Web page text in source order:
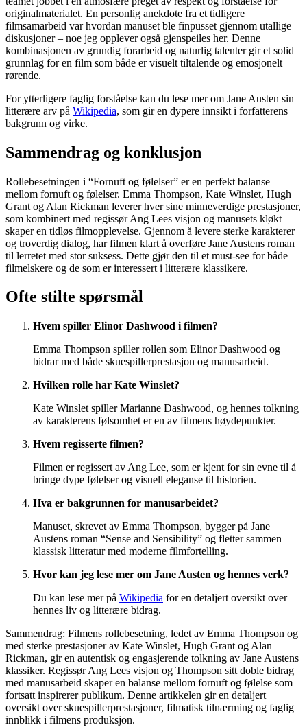
originalmaterialet. En personlig anekdote fra et tidligere
filmsamarbeid var hvordan manuset ble finpusset gjennom utallige
diskusjoner – noe jeg opplever også gjenspeiles her. Denne
kombinasjonen av grundig forarbeid og naturlig talenter gir et solid
grunnlag for en film som både er visuelt tiltalende og emosjonelt
rørende.
For ytterligere faglig forståelse kan du lese mer om Jane Austen sin
litterære arv på Wikipedia, som gir en dypere innsikt i forfatterens
bakgrunn og virke.
Sammendrag og konklusjon
Rollebesetningen i “Fornuft og følelser” er en perfekt balanse
mellom fornuft og følelser. Emma Thompson, Kate Winslet, Hugh
Grant og Alan Rickman leverer hver sine minneverdige prestasjoner,
som kombinert med regissør Ang Lees visjon og manusets kløkt
skaper en tidløs filmopplevelse. Gjennom å levere sterke karakterer
og troverdig dialog, har filmen klart å overføre Jane Austens roman
til lerretet med stor suksess. Dette gjør den til et must-see for både
filmelskere og de som er interessert i litterære klassikere.
Ofte stilte spørsmål
Hvem spiller Elinor Dashwood i filmen?
Emma Thompson spiller rollen som Elinor Dashwood og
bidrar med både skuespillerprestasjon og manusarbeid.
Hvilken rolle har Kate Winslet?
Kate Winslet spiller Marianne Dashwood, og hennes tolkning
av karakterens følsomhet er en av filmens høydepunkter.
Hvem regisserte filmen?
Filmen er regissert av Ang Lee, som er kjent for sin evne til å
bringe dype følelser og visuell eleganse til historien.
Hva er bakgrunnen for manusarbeidet?
Manuset, skrevet av Emma Thompson, bygger på Jane
Austens roman “Sense and Sensibility” og fletter sammen
klassisk litteratur med moderne filmfortelling.
Hvor kan jeg lese mer om Jane Austen og hennes verk?
Du kan lese mer på Wikipedia for en detaljert oversikt over
hennes liv og litterære bidrag.
Sammendrag: Filmens rollebesetning, ledet av Emma Thompson og
med sterke prestasjoner av Kate Winslet, Hugh Grant og Alan
Rickman, gir en autentisk og engasjerende tolkning av Jane Austens
klassiker. Regissør Ang Lees visjon og Thompson sitt doble bidrag
med manusarbeid skaper en balanse mellom fornuft og følelse som
fortsatt inspirerer publikum. Denne artikkelen gir en detaljert
oversikt over skuespillerprestasjoner, filmatisk tilnærming og faglig
innblikk i filmens produksjon.